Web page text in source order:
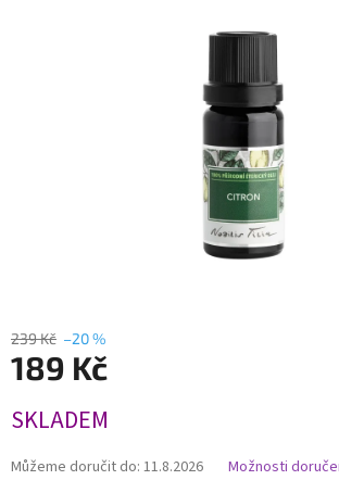
239 Kč –20 %
189 Kč
cena:
SKLADEM
Můžeme doručit do: 11.8.2026 Možnosti